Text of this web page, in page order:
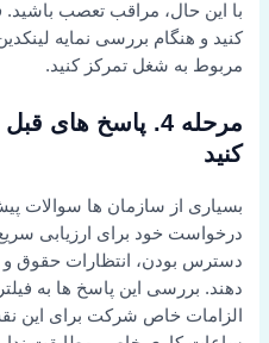
با این حال، مراقب تعصب باشید.
کنید و هنگام بررسی نمایه
مربوط به شغل تمرکز کنید.
مرحله 4. پاسخ های
کنید
بسیاری از سازمان ها سوالات
درخواست خود برای ارزیابی
دسترس بودن، انتظارات حقوق و
دهند. بررسی این پاسخ ها به فیلتر
الزامات خاص شرکت برای این